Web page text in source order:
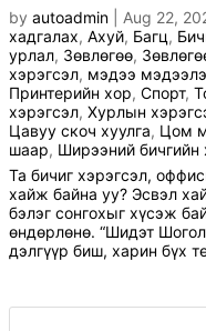
by autoadmin Aug 22,
хадгалах, Ахуй, Багц,
урлал, Зөвлөгөө,
хэрэгсэл, мэдээ
Принтерийн хор, Спорт,
хэрэгсэл, Хурлын
Цавуу скоч хуулга, Цом
шаар, Ширээний бичгийн
Та бичиг хэрэгсэл,
хайж байна уу? Эсвэл
бэлэг сонгохыг хүсэж
өндөрлөнө. “Шидэт
дэлгүүр биш, харин бүх